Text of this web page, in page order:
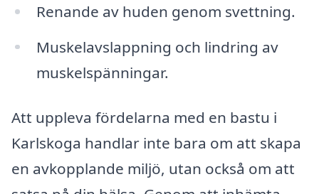
Renande av huden genom svettning.
Muskelavslappning och lindring av
muskelspänningar.
Att uppleva fördelarna med en bastu i
Karlskoga handlar inte bara om att skapa
en avkopplande miljö, utan också om att